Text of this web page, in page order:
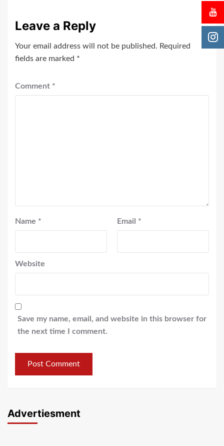
Leave a Reply
Your email address will not be published. Required
fields are marked *
Comment *
Name * Email *
Website
Save my name, email, and website in this browser for
the next time I comment.
Advertiesment